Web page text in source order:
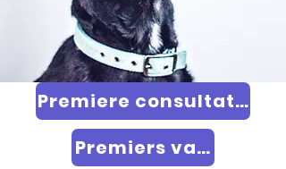
Premiere consultation
Premiers vaccins